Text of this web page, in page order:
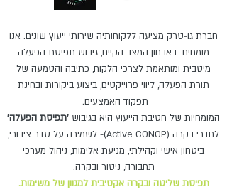
חברת גו-טרק מציעה ללקוחותיה שירותי ייעוץ שונים. אנו
מומחים באבחון המצב הקיים, גיבוש תפיסת הפעלה
מיטבית ומותאמת לצרכי הלקוח, כתיבה והטמעה של
תורת הפעלה, ליווי פרוייקטים, ביצוע ביקורות ובחינת
תפקוד האמצעים.
המומחיות של חטיבת הייעוץ היא בגיבוש 'תפיסת הפעלה'
לחדרי בקרה (Active CONOP)- לשמירה על סדר ציבורי,
ביטחון אישי וקהילתי, מניעת אלימות, ניהול מערכי
תחבורה, ניטור ובקרה.
תפיסת שליטה ובקרה אקטיבית למגוון של משימות.